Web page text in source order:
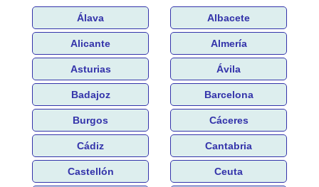
Álava Albacete
Alicante Almería
Asturias Ávila
Badajoz Barcelona
Burgos Cáceres
Cádiz Cantabria
Castellón Ceuta